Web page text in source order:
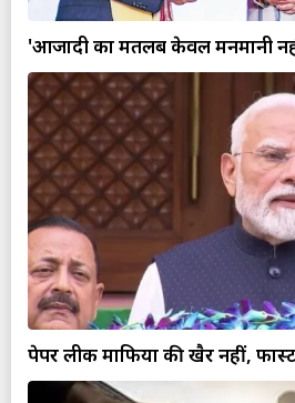
'आजादी का मतलब केवल मनमानी
पेपर लीक माफिया की खैर नहीं,